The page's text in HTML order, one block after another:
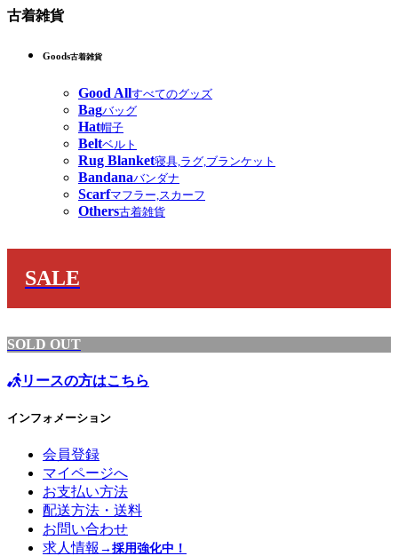
古着雑貨
Goods古着雑貨
Good Allすべてのグッズ
Bagバッグ
Hat帽子
Beltベルト
Rug Blanket寝具,ラグ,ブランケット
Bandanaバンダナ
Scarfマフラー,スカーフ
Others古着雑貨
SALE
SOLD OUT
リースの方はこちら
インフォメーション
会員登録
マイページへ
お支払い方法
配送方法・送料
お問い合わせ
求人情報 →採用強化中！